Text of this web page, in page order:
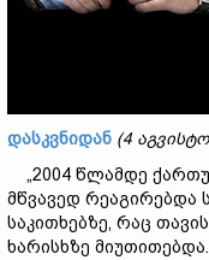
დასკვნიდან (4 აგვისტო
„2004 წლამდე
მწვავედ რეაგირებდა
საკითხებზე, რაც
ხარისხზე მიუთითებდა.